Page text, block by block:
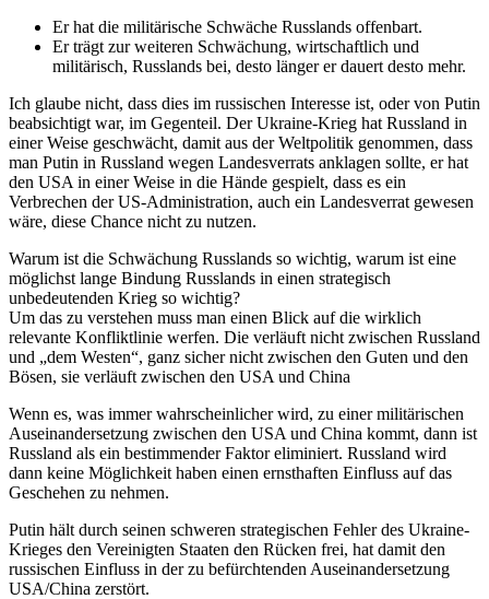
Er hat die militärische Schwäche Russlands offenbart.
Er trägt zur weiteren Schwächung, wirtschaftlich und
militärisch, Russlands bei, desto länger er dauert desto mehr.
Ich glaube nicht, dass dies im russischen Interesse ist, oder von Putin
beabsichtigt war, im Gegenteil. Der Ukraine-Krieg hat Russland in
einer Weise geschwächt, damit aus der Weltpolitik genommen, dass
man Putin in Russland wegen Landesverrats anklagen sollte, er hat
den USA in einer Weise in die Hände gespielt, dass es ein
Verbrechen der US-Administration, auch ein Landesverrat gewesen
wäre, diese Chance nicht zu nutzen.
Warum ist die Schwächung Russlands so wichtig, warum ist eine
möglichst lange Bindung Russlands in einen strategisch
unbedeutenden Krieg so wichtig?
Um das zu verstehen muss man einen Blick auf die wirklich
relevante Konfliktlinie werfen. Die verläuft nicht zwischen Russland
und „dem Westen“, ganz sicher nicht zwischen den Guten und den
Bösen, sie verläuft zwischen den USA und China
Wenn es, was immer wahrscheinlicher wird, zu einer militärischen
Auseinandersetzung zwischen den USA und China kommt, dann ist
Russland als ein bestimmender Faktor eliminiert. Russland wird
dann keine Möglichkeit haben einen ernsthaften Einfluss auf das
Geschehen zu nehmen.
Putin hält durch seinen schweren strategischen Fehler des Ukraine-
Krieges den Vereinigten Staaten den Rücken frei, hat damit den
russischen Einfluss in der zu befürchtenden Auseinandersetzung
USA/China zerstört.